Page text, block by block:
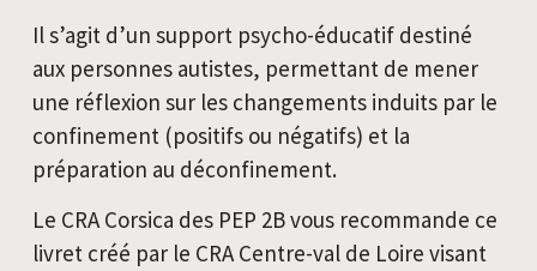
Il s’agit d’un support psycho-éducatif destiné
aux personnes autistes, permettant de mener
une réflexion sur les changements induits par le
confinement (positifs ou négatifs) et la
préparation au déconfinement.
Le CRA Corsica des PEP 2B vous recommande ce
livret créé par le CRA Centre-val de Loire visant